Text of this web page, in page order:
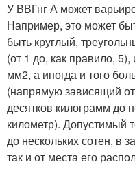
У ВВГнг А может
Например, это может
быть круглый,
(от 1 до, как правило,
мм2, а иногда и того
(напрямую зависящий
десятков килограмм до
километр). Допустимый
до нескольких сотен, в
так и от места его